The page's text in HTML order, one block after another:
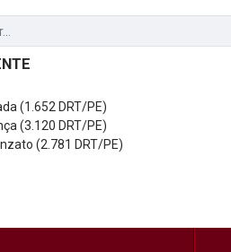
(1.652 DRT/PE)
(3.120 DRT/PE)
(2.781 DRT/PE)